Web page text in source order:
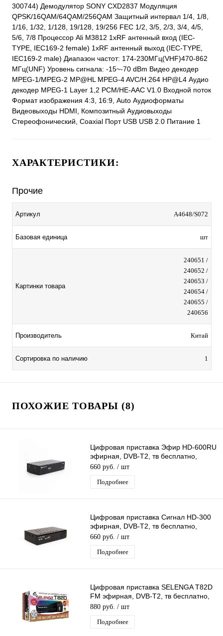
300744) Демодулятор SONY CXD2837 Модуляция
QPSK/16QAM/64QAM/256QAM Защитный интервал 1/4, 1/8,
1/16, 1/32, 1/128, 19/128, 19/256 FEC 1/2, 3/5, 2/3, 3/4, 4/5,
5/6, 7/8 Процессор Ali M3812 1xRF антенный вход (IEC-
TYPE, IEC169-2 female) 1xRF антенный выход (IEC-TYPE,
IEC169-2 male) Диапазон частот: 174-230МГц(VHF)470-862
МГц(UNF) Уровень сигнала: -15~-70 dBm Видео декодер
MPEG-1/MPEG-2 MP@HL MPEG-4 AVC/H.264 HP@L4 Аудио
декодер MPEG-1 Layer 1,2 PCM/HE-AAC V1.0 Входной поток
Формат изображения 4:3, 16:9, Auto Аудиоформаты
Видеовыходы HDMI, Композитный Аудиовыходы
Стереофонический, Coaxial Порт USB USB 2.0 Питание 1
ХАРАКТЕРИСТИКИ:
Прочие
Артикул A4648/S072
Базовая единица шт
Картинки товара
240651 /
240652 /
240653 /
240654 /
240655 /
240656
Производитель Китай
Сортировка по наличию 1
ПОХОЖИЕ ТОВАРЫ (8)
Цифровая приставка Эфир HD-600RU
эфирная, DVB-T2, тв бесплатно,
тюнер, ресивер, приемник
660 руб. / шт
Подробнее
Цифровая приставка Сигнал HD-300
эфирная, DVB-T2, тв бесплатно,
тюнер, ресивер, приемник
660 руб. / шт
Подробнее
Цифровая приставка SELENGA T82D
FM эфирная, DVB-T2, тв бесплатно,
тюнер, ресивер, приемник
880 руб. / шт
Подробнее